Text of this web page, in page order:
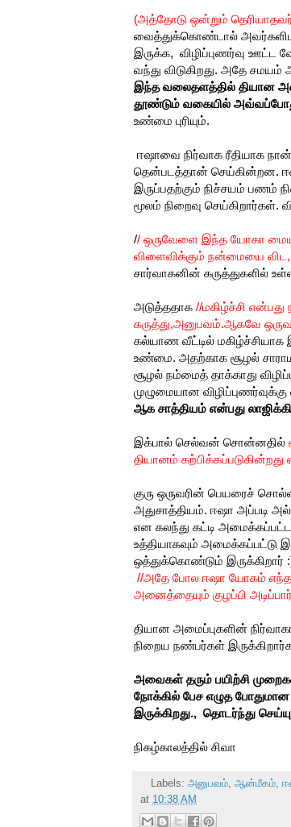
(அத்தோடு ஒன்றும்
வைத்துக்கொண்டால்
இருக்க, விழிப்புணர்வு ஊட்ட
வந்து விடுகிறது. அதே
இந்த வலைதளத்தில் தியான
தூண்டும் வகையில் அவ்வப்போது
உண்மை புரியும்.
ஈஷாவை நிர்வாக ரீதியாக
தென்படத்தான் செய்கின்றன.
இருப்பதற்கும் நிச்சயம் பணம்
மூலம் நிறைவு
// ஒருவேளை இந்த யோகா
விளைவிக்கும் நன்மையை விட,
சார்வாகனின் கருத்துகளில்
அடுத்ததாக //மகிழ்ச்சி
கருத்து,அனுபவம்.ஆகவே
கல்யாண வீட்டில் மகிழ்ச்சியாக
உண்மை. அதற்காக சூழல்
சூழல் நம்மைத் தாக்காது
முழுமையான
ஆக சாத்தியம் என்பது
இக்பால் செல்வன் சொன்னதில்
தியானம்
குரு ஒருவரின் பெயரைச்
அதுசாத்தியம். ஈஷா அப்படி
என கலந்து கட்டி
உத்தியாகவும் அமைக்கப்பட்டு
ஒத்துக்கொண்டும் இருக்கிறார்
//அதே போல ஈஷா யோகம் எந்த
அனைத்தையும் குழப்பி
தியான அமைப்புகளின்
நிறைய நண்பர்கள்
அவைகள் தரும் பயிற்சி
நோக்கில் பேச எழுத
இருக்கிறது., தொடர்ந்து
நிகழ்காலத்தில் சிவா
Labels: அனுபவம், ஆன்மீகம்,
at 10:38 AM